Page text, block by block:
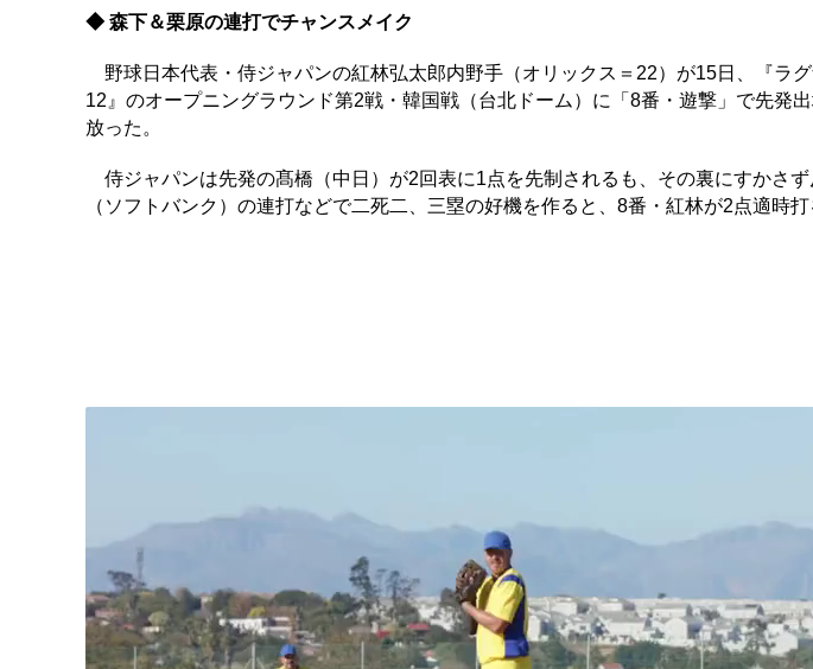
◆ 森下＆栗原の連打でチャンスメイク
野球日本代表・侍ジャパンの紅林弘太郎内野手（オリックス＝22）が15日、『ラ
12』のオープニングラウンド第2戦・韓国戦（台北ドーム）に「8番・遊撃」で先発
放った。
侍ジャパンは先発の髙橋（中日）が2回表に1点を先制されるも、その裏にすかさ
（ソフトバンク）の連打などで二死二、三塁の好機を作ると、8番・紅林が2点適時